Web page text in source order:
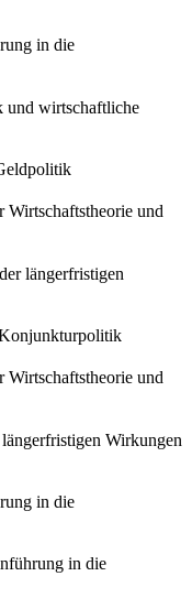
in die
und wirtschaftliche
Wirtschaftstheorie und
längerfristigen
Wirtschaftstheorie und
Wirkungen
in die
in die